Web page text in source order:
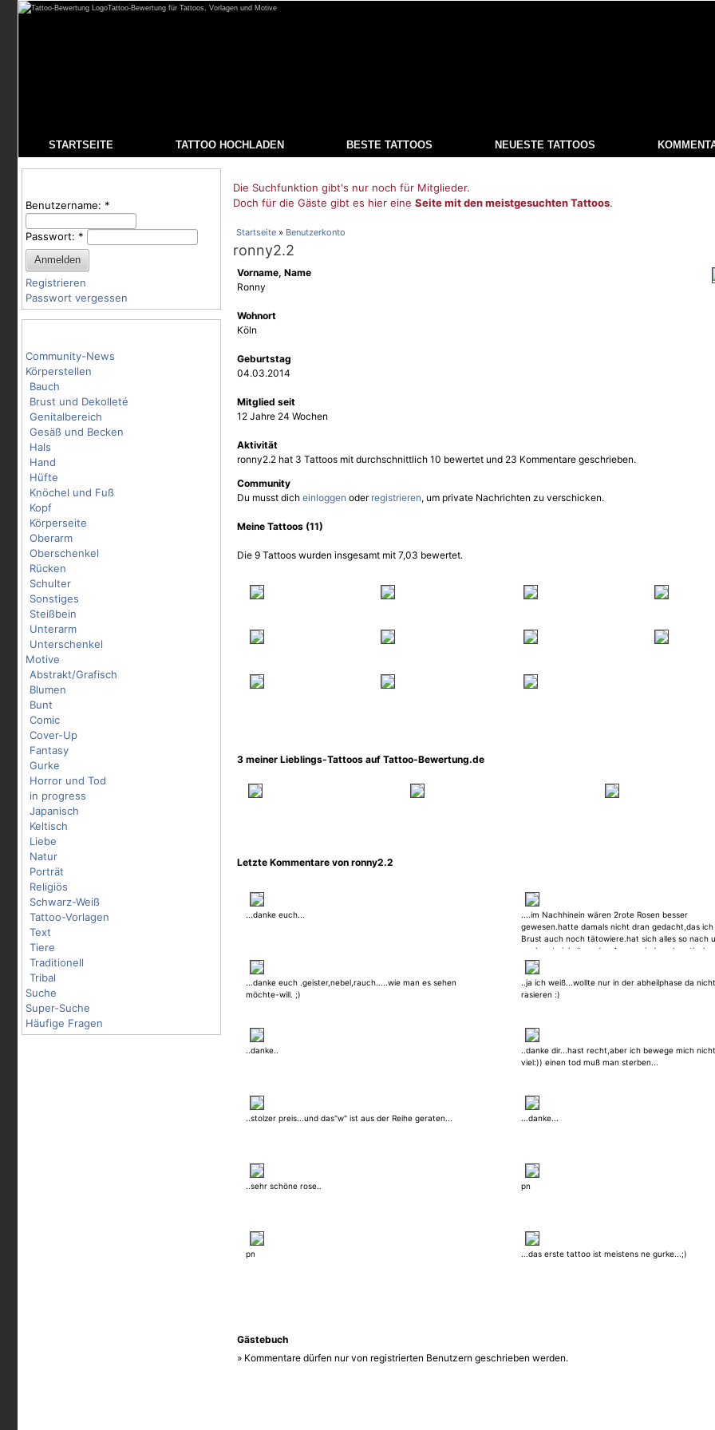
Tattoo-Bewertung für Tattoos, Vorlagen und Motive
STARTSEITE TATTOO HOCHLADEN BESTE TATTOOS NEUESTE TATTOOS
Benutzername: *
Passwort: *
Registrieren
Passwort vergessen
Community-News
Körperstellen
Bauch
Brust und Dekolleté
Genitalbereich
Gesäß und Becken
Hals
Hand
Hüfte
Knöchel und Fuß
Kopf
Körperseite
Oberarm
Oberschenkel
Rücken
Schulter
Sonstiges
Steißbein
Unterarm
Unterschenkel
Motive
Abstrakt/Grafisch
Blumen
Bunt
Comic
Cover-Up
Fantasy
Gurke
Horror und Tod
in progress
Japanisch
Keltisch
Liebe
Natur
Porträt
Religiös
Schwarz-Weiß
Tattoo-Vorlagen
Text
Tiere
Traditionell
Tribal
Suche
Super-Suche
Häufige Fragen
Die Suchfunktion gibt's nur noch für Mitglieder.
Doch für die Gäste gibt es hier eine Seite mit den meistgesuchten Tattoos.
Startseite » Benutzerkonto
ronny2.2
Vorname, Name
Ronny
Wohnort
Köln
Geburtstag
04.03.2014
Mitglied seit
12 Jahre 24 Wochen
Aktivität
ronny2.2 hat 3 Tattoos mit durchschnittlich 10 bewertet und 23 Kommentare geschrieben.
Community
Du musst dich einloggen oder registrieren, um private Nachrichten zu verschicken.
Meine Tattoos (11)
Die 9 Tattoos wurden insgesamt mit 7,03 bewertet.
3 meiner Lieblings-Tattoos auf Tattoo-Bewertung.de
Letzte Kommentare von ronny2.2
...danke euch...
....im Nachhinein wären 2rote Rosen besser
gewesen.hatte damals nicht dran gedacht,das ich
Brust auch noch tätowiere.hat sich alles so nach
nach entwickelt.an den Armen sind auch gotische
Elemente.deswegen der Abschluss....
...danke euch .geister,nebel,rauch.....wie man es sehen
möchte-will. ;)
..ja ich weiß...wollte nur in der abheilphase da nicht
rasieren :)
..danke..
..danke dir...hast recht,aber ich bewege mich nicht
viel:)) einen tod muß man sterben...
..stolzer preis...und das"w" ist aus der Reihe geraten... ...danke...
..sehr schöne rose.. pn
pn ...das erste tattoo ist meistens ne gurke...;)
Gästebuch
» Kommentare dürfen nur von registrierten Benutzern geschrieben werden.